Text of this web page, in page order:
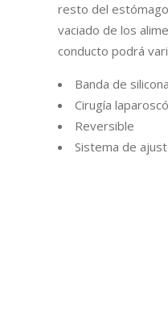
resto del
vaciado de los
conducto podrá
Banda de
Cirugía
Reversible
Sistema de